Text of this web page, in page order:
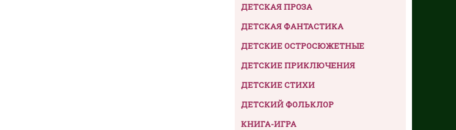
ДЕТСКАЯ ПРОЗА
ДЕТСКАЯ ФАНТАСТИКА
ДЕТСКИЕ ОСТРОСЮЖЕТНЫЕ
ДЕТСКИЕ ПРИКЛЮЧЕНИЯ
ДЕТСКИЕ СТИХИ
ДЕТСКИЙ ФОЛЬКЛОР
КНИГА-ИГРА